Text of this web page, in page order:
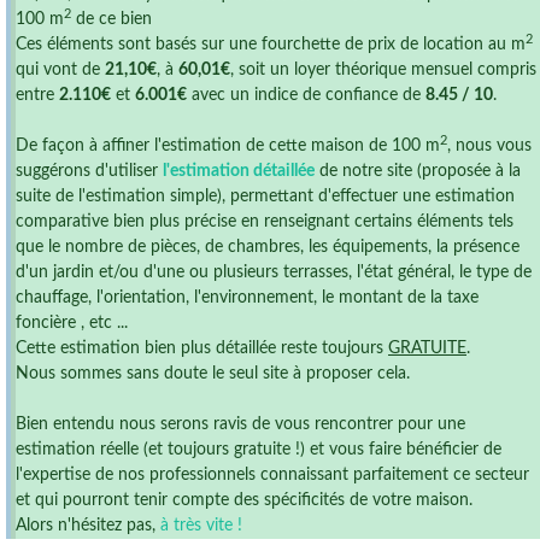
100 m 2 de ce bien
Ces éléments sont basés sur une fourchette de prix de location au m 2
qui vont de 21,10€, à 60,01€, soit un loyer théorique mensuel compris
entre 2.110€ et 6.001€ avec un indice de confiance de 8.45 / 10.
De façon à affiner l'estimation de cette maison de 100 m 2, nous vous
suggérons d'utiliser l'estimation détaillée de notre site (proposée à la
suite de l'estimation simple), permettant d'effectuer une estimation
comparative bien plus précise en renseignant certains éléments tels
que le nombre de pièces, de chambres, les équipements, la présence
d'un jardin et/ou d'une ou plusieurs terrasses, l'état général, le type de
chauffage, l'orientation, l'environnement, le montant de la taxe
foncière , etc ...
Cette estimation bien plus détaillée reste toujours GRATUITE.
Nous sommes sans doute le seul site à proposer cela.
Bien entendu nous serons ravis de vous rencontrer pour une
estimation réelle (et toujours gratuite !) et vous faire bénéficier de
l'expertise de nos professionnels connaissant parfaitement ce secteur
et qui pourront tenir compte des spécificités de votre maison.
Alors n'hésitez pas, à très vite !